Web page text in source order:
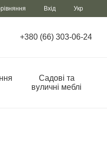
Вхід Укр
+380 (66) 303-06-24
Садові та
вуличні меблі